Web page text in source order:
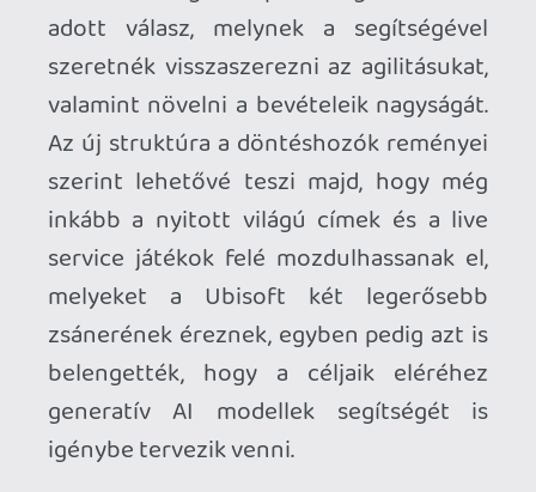
Ennek az átalakulásnak a velejét az
úgynevezett Kreatív Házak létrehozása
jelenti, melyeknek a véglegesítése
áprilisban fog megtörténni. Ezek a
speciális szervezeti egységek külön
zsánerek köré szerveződnek majd, saját
felsővezetéssel és a fejlesztéstől a
kiadásig terjedő feladatokkal. Jelenleg öt
ilyen Kreatív Ház felállítását jelentették
be az illetékesek, melyek az alábbi
területekre és IP-kre fognak fókuszálni:
A Vantage Studios avagy az első
Kreatív Ház a Ubisoft legnagyobb
és legnépszerűbb címeivel
foglalkozik majd, ezek pedig az